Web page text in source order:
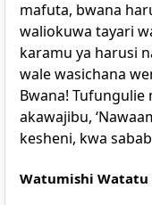
mafuta, bwana
waliokuwa tayari
karamu ya harusi
wale wasichana
Bwana! Tufungulie
akawajibu,
kesheni, kwa
Watumishi Watatu